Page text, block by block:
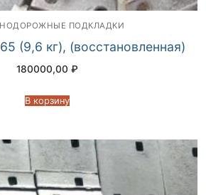
ПОДКЛАДКИ
(9,6 кг), (восстановленная)
180000,00 ₽
В корзину